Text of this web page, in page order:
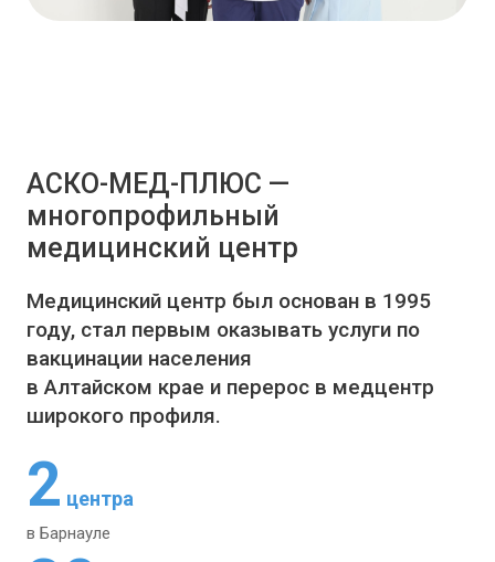
АСКО-МЕД-ПЛЮС —
многопрофильный
медицинский центр
Медицинский центр был основан в 1995
году, стал первым оказывать услуги по
вакцинации населения
в Алтайском крае и перерос в медцентр
широкого профиля.
2 центра
в Барнауле